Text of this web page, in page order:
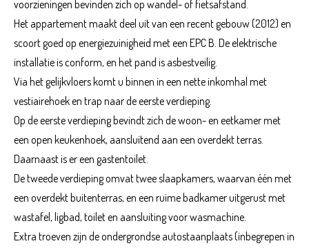
voorzieningen bevinden zich op wandel- of fietsafstand.
Het appartement maakt deel uit van een recent gebouw (2012) en
scoort goed op energiezuinigheid met een EPC B. De elektrische
installatie is conform, en het pand is asbestveilig.
Via het gelijkvloers komt u binnen in een nette inkomhal met
vestiairehoek en trap naar de eerste verdieping.
Op de eerste verdieping bevindt zich de woon- en eetkamer met
een open keukenhoek, aansluitend aan een overdekt terras.
Daarnaast is er een gastentoilet.
De tweede verdieping omvat twee slaapkamers, waarvan één met
een overdekt buitenterras, en een ruime badkamer uitgerust met
wastafel, ligbad, toilet en aansluiting voor wasmachine.
Extra troeven zijn de ondergrondse autostaanplaats (inbegrepen in